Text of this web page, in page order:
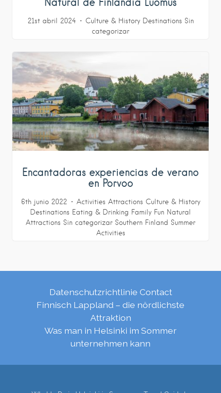
21st abril 2024 Culture & History Destinations Sin
categorizar
Encantadoras experiencias de verano
en Porvoo
6th junio 2022 Activities Attractions Culture & History
Destinations Eating & Drinking Family Fun Natural
Attractions Sin categorizar Southern Finland Summer
Activities
Datenschutzrichtlinie Contact
Finnisch Lappland – die nördlichste
Attraktion
Was man in Helsinki im Sommer
unternehmen kann